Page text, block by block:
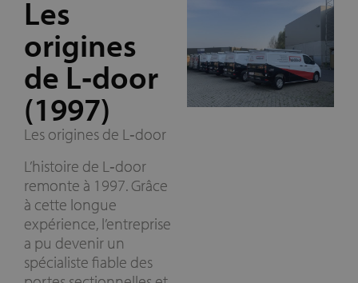
Les
origines
de L‑door
(1997)
Les origines de L‑door
L’histoire de L‑door
remonte à 1997. Grâce
à cette longue
expérience, l’entreprise
a pu devenir un
spécialiste fiable des